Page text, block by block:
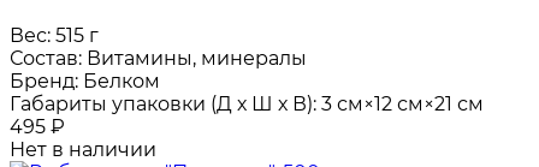
Вес: 515 г
Состав: Витамины, минералы
Бренд: Белком
Габариты упаковки (Д х Ш х В): 3 см×12 см×21 см
495 ₽
Нет в наличии